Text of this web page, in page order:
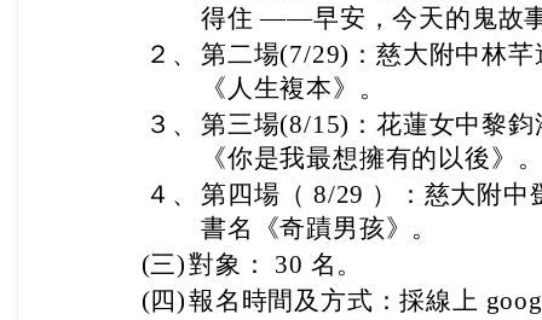
得住 ——早安，今天的鬼故
２、 第二場(7/29)：慈大附中林
《人生複本》。
３、 第三場(8/15)：花蓮女中黎
《你是我最想擁有的以後》
４、 第四場（ 8/29 ）：慈大附中
書名《奇蹟男孩》。
(三)對象： 30 名。
(四)報名時間及方式：採線上